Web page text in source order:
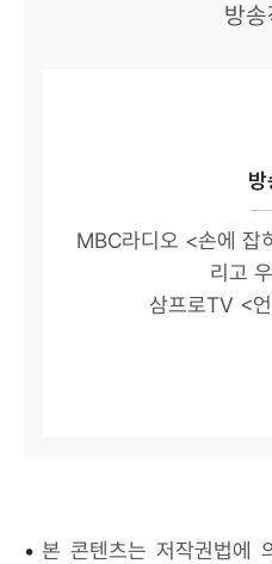
방
방
MBC라디오 <손에 잡
리고
삼프로TV <
• 본 콘텐츠는 저작권법에